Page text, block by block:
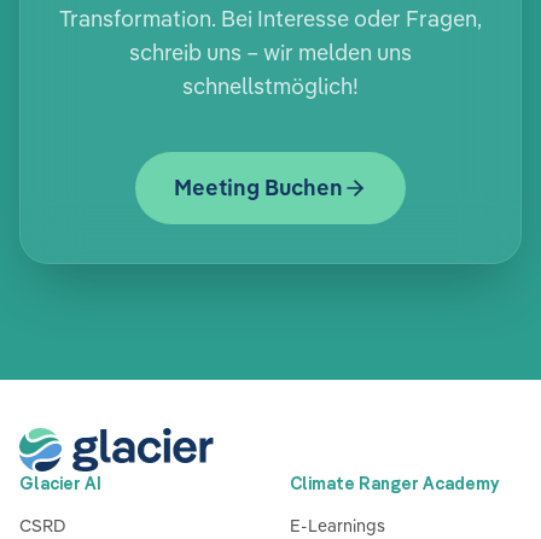
Transformation. Bei Interesse oder Fragen,
schreib uns – wir melden uns
schnellstmöglich!
Meeting Buchen
Glacier AI
CSRD
Climate Ranger Academy
E-Learnings